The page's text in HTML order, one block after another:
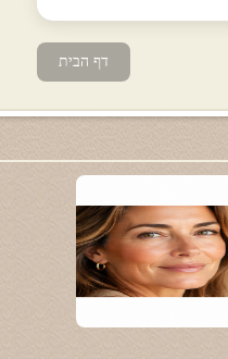
דף הבית